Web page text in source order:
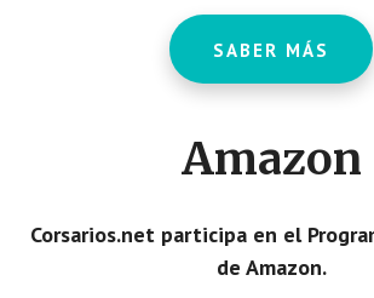
SABER MÁS
Amazon
Corsarios.net participa en el
de Amazon.